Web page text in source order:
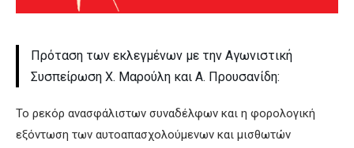
Πρόταση των εκλεγμένων με την Αγωνιστική
Συσπείρωση Χ. Μαρούλη και Α. Προυσανίδη:
Το ρεκόρ ανασφάλιστων συναδέλφων και η φορολογική
εξόντωση των αυτοαπασχολούμενων και μισθωτών